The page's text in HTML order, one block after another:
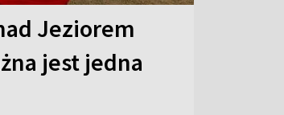
Jeziorem
jest jedna